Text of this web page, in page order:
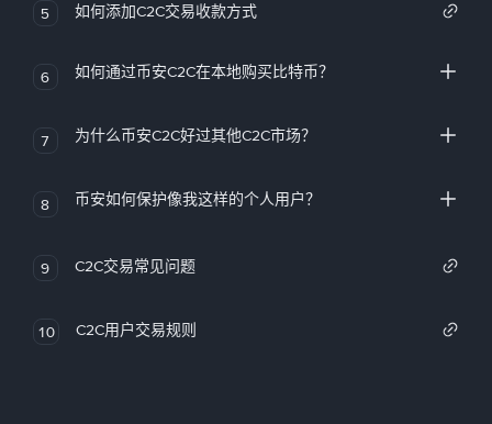
5 如何添加C2C交易收款方式
6 如何通过币安C2C在本地购买比特币？
7 为什么币安C2C好过其他C2C市场？
8 币安如何保护像我这样的个人用户？
9 C2C交易常见问题
10 C2C用户交易规则